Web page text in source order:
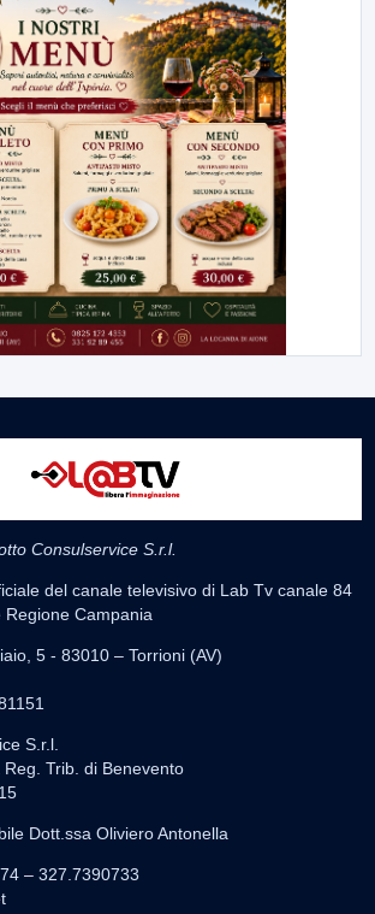
Consulservice S.r.l.
del canale televisivo di Lab Tv canale 84
Campania
5 - 83010 – Torrioni (AV)
S.r.l.
Trib. di Benevento
Dott.ssa Oliviero Antonella
– 327.7390733